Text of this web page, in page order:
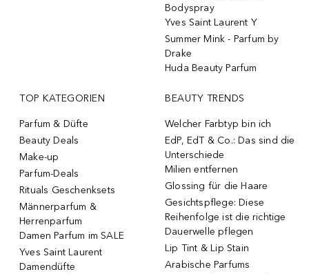
Bodyspray
Yves Saint Laurent Y
Summer Mink - Parfum by
Drake
Huda Beauty Parfum
TOP KATEGORIEN
Parfum & Düfte
Beauty Deals
Make-up
Parfum-Deals
Rituals Geschenksets
Männerparfum &
Herrenparfum
Damen Parfum im SALE
Yves Saint Laurent
Damendüfte
BEAUTY TRENDS
Welcher Farbtyp bin ich
EdP, EdT & Co.: Das sind die
Unterschiede
Milien entfernen
Glossing für die Haare
Gesichtspflege: Diese
Reihenfolge ist die richtige
Dauerwelle pflegen
Lip Tint & Lip Stain
Arabische Parfums